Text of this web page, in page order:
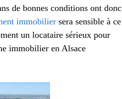
de bonnes conditions ont donc
immobilier sera sensible à ce
un locataire sérieux pour
immobilier en Alsace